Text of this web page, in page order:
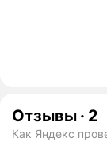
Отзывы · 2
Как Яндекс